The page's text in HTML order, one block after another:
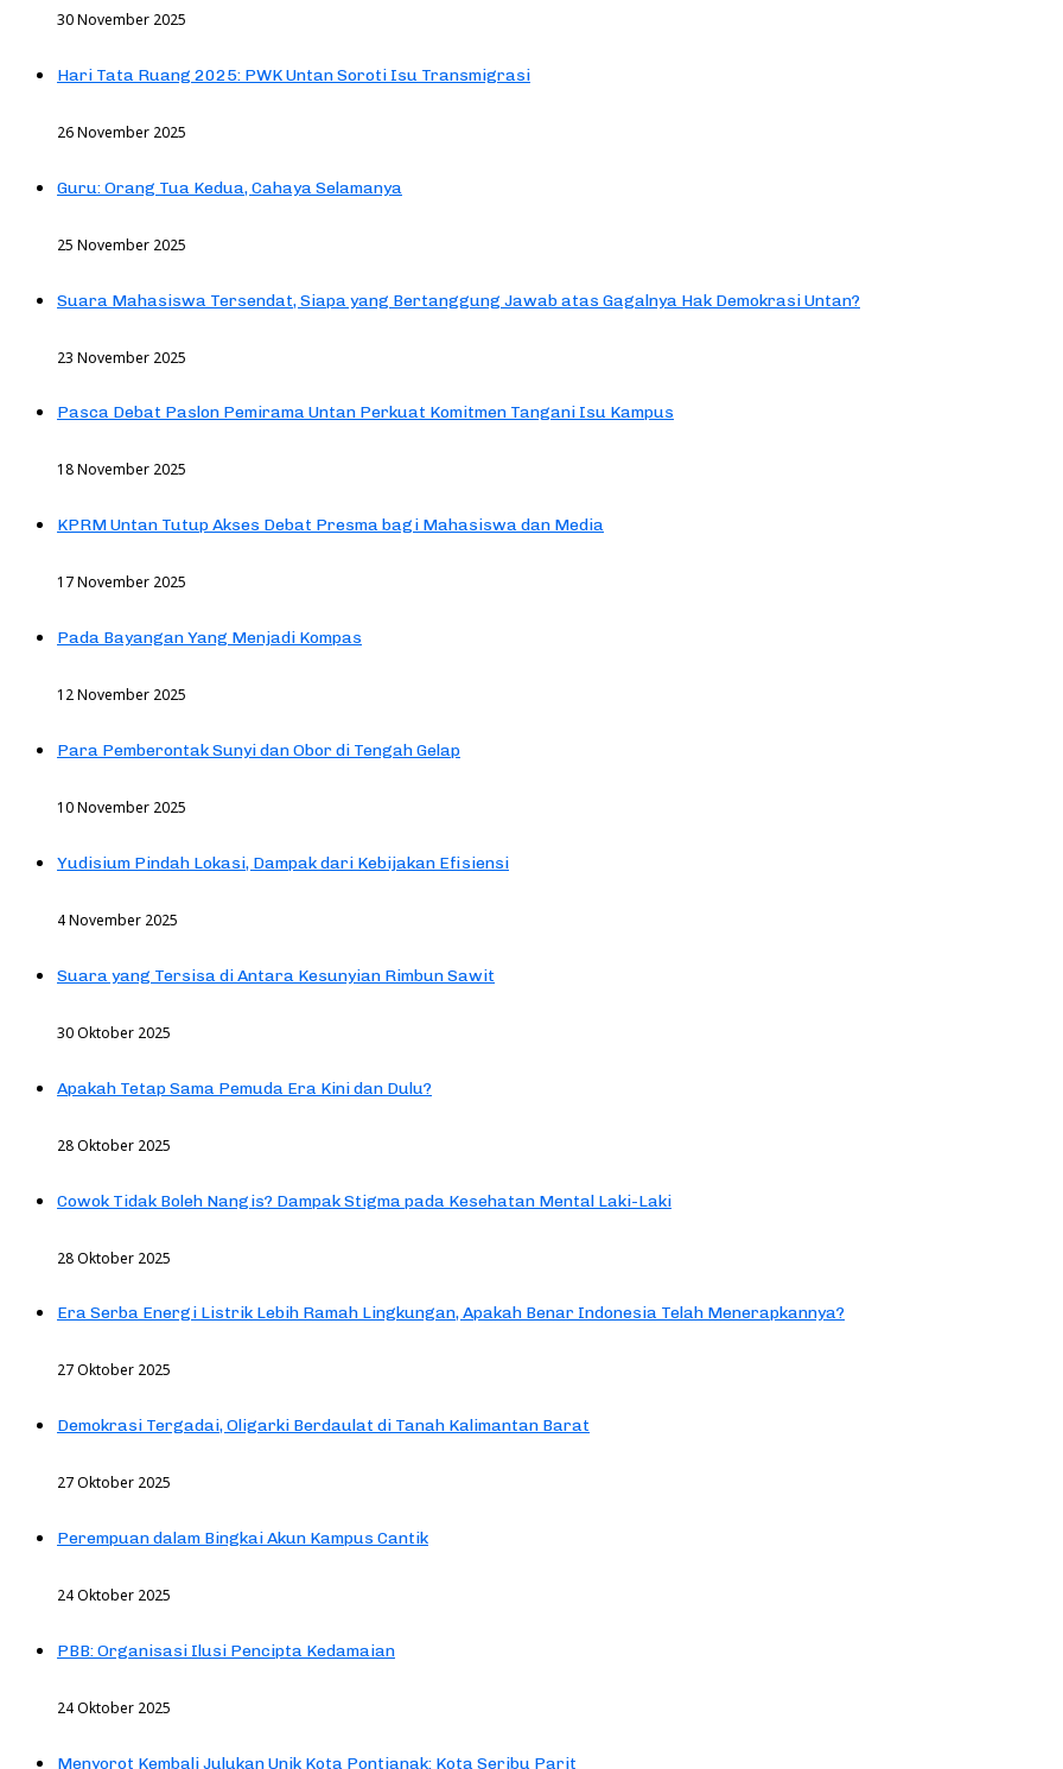
30 November 2025
Hari Tata Ruang 2025: PWK Untan Soroti Isu Transmigrasi
26 November 2025
Guru: Orang Tua Kedua, Cahaya Selamanya
25 November 2025
Suara Mahasiswa Tersendat, Siapa yang Bertanggung Jawab atas Gagalnya Hak Demokrasi Untan?
23 November 2025
Pasca Debat Paslon Pemirama Untan Perkuat Komitmen Tangani Isu Kampus
18 November 2025
KPRM Untan Tutup Akses Debat Presma bagi Mahasiswa dan Media
17 November 2025
Pada Bayangan Yang Menjadi Kompas
12 November 2025
Para Pemberontak Sunyi dan Obor di Tengah Gelap
10 November 2025
Yudisium Pindah Lokasi, Dampak dari Kebijakan Efisiensi
4 November 2025
Suara yang Tersisa di Antara Kesunyian Rimbun Sawit
30 Oktober 2025
Apakah Tetap Sama Pemuda Era Kini dan Dulu?
28 Oktober 2025
Cowok Tidak Boleh Nangis? Dampak Stigma pada Kesehatan Mental Laki-Laki
28 Oktober 2025
Era Serba Energi Listrik Lebih Ramah Lingkungan, Apakah Benar Indonesia Telah Menerapkannya?
27 Oktober 2025
Demokrasi Tergadai, Oligarki Berdaulat di Tanah Kalimantan Barat
27 Oktober 2025
Perempuan dalam Bingkai Akun Kampus Cantik
24 Oktober 2025
PBB: Organisasi Ilusi Pencipta Kedamaian
24 Oktober 2025
Menyorot Kembali Julukan Unik Kota Pontianak: Kota Seribu Parit